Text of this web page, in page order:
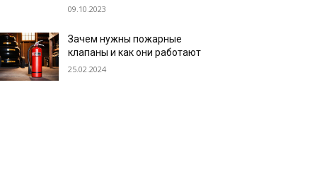
09.10.2023
Зачем нужны пожарные
клапаны и как они работают
25.02.2024